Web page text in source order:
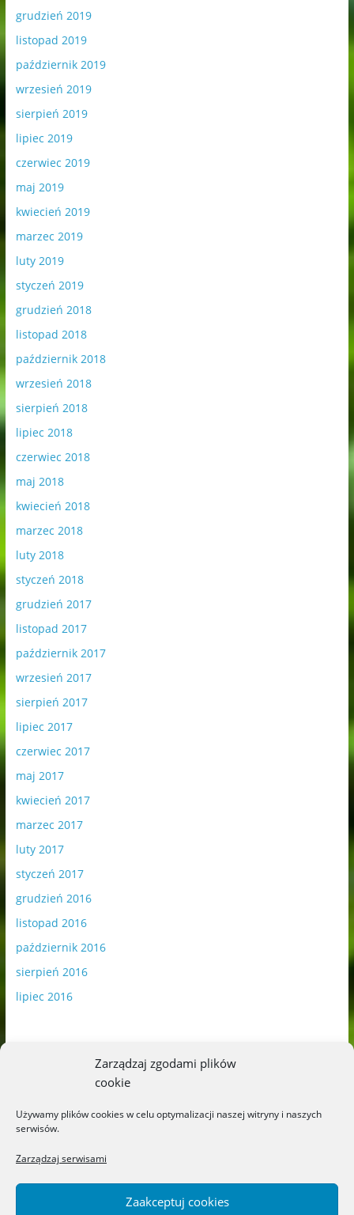
Zarządzaj zgodami plików
cookie
Używamy plików cookies w celu optymalizacji naszej witryny i naszych
serwisów.
Zarządzaj serwisami
Zaakceptuj cookies
grudzień 2019
listopad 2019
październik 2019
wrzesień 2019
sierpień 2019
lipiec 2019
czerwiec 2019
maj 2019
kwiecień 2019
marzec 2019
luty 2019
styczeń 2019
grudzień 2018
listopad 2018
październik 2018
wrzesień 2018
sierpień 2018
lipiec 2018
czerwiec 2018
maj 2018
kwiecień 2018
marzec 2018
luty 2018
styczeń 2018
grudzień 2017
listopad 2017
październik 2017
wrzesień 2017
sierpień 2017
lipiec 2017
czerwiec 2017
maj 2017
kwiecień 2017
marzec 2017
luty 2017
styczeń 2017
grudzień 2016
listopad 2016
październik 2016
sierpień 2016
lipiec 2016